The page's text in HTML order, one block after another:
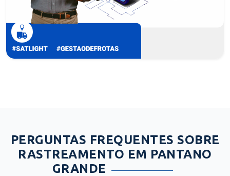
PERGUNTAS FREQUENTES SOBRE
RASTREAMENTO EM PANTANO
GRANDE